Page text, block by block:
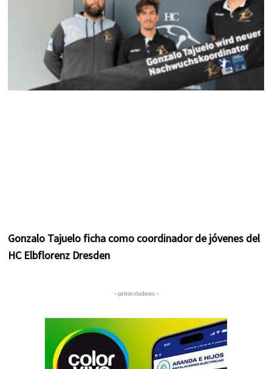
Gonzalo Tajuelo ficha como coordinador de jóvenes del
HC Elbflorenz Dresden
– patrocinadores –